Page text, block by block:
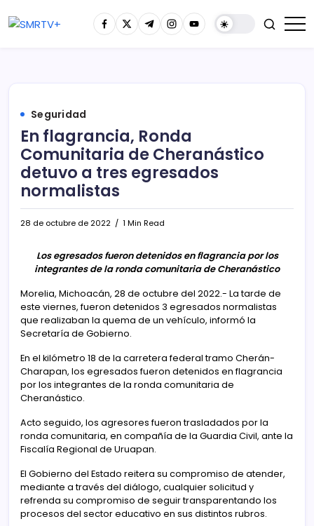
Seguridad
En flagrancia, Ronda
Comunitaria de Cheranástico
detuvo a tres egresados
normalistas
28 de octubre de 2022 1 Min Read
Los egresados fueron detenidos en flagrancia por los
integrantes de la ronda comunitaria de Cheranástico
Morelia, Michoacán, 28 de octubre del 2022.- La tarde de
este viernes, fueron detenidos 3 egresados normalistas
que realizaban la quema de un vehículo, informó la
Secretaría de Gobierno.
En el kilómetro 18 de la carretera federal tramo Cherán-
Charapan, los egresados fueron detenidos en flagrancia
por los integrantes de la ronda comunitaria de
Cheranástico.
Acto seguido, los agresores fueron trasladados por la
ronda comunitaria, en compañía de la Guardia Civil, ante la
Fiscalía Regional de Uruapan.
El Gobierno del Estado reitera su compromiso de atender,
mediante a través del diálogo, cualquier solicitud y
refrenda su compromiso de seguir transparentando los
procesos del sector educativo en sus distintos rubros.